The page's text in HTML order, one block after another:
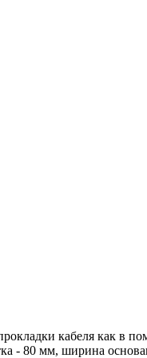
кабеля как в
- 80 мм, ширина